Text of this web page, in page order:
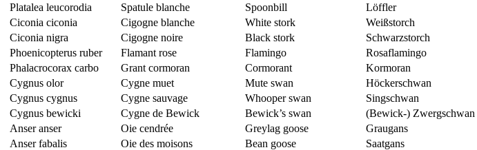
Platalea leucorodia Spatule blanche Spoonbill Löffler
Ciconia ciconia
Cigogne blanche White stork Weißstorch
Ciconia nigra
Cigogne noire Black stork Schwarzstorch
Phoenicopterus ruber
Flamant rose Flamingo Rosaflamingo
Phalacrocorax carbo
Grant cormoran Cormorant Kormoran
Cygnus olor
Cygne muet Mute swan Höckerschwan
Cygnus cygnus
Cygne sauvage Whooper swan Singschwan
Cygnus bewicki
Cygne de Bewick Bewick’s swan (Bewick-) Zwergschwan
Anser anser
Oie cendrée Greylag goose Graugans
Anser fabalis
Oie des moisons Bean goose Saatgans